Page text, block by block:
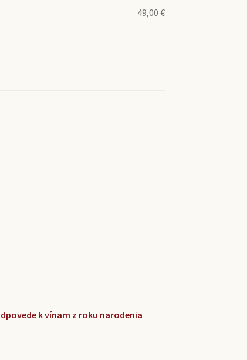
49,00 €
k vínam z roku narodenia